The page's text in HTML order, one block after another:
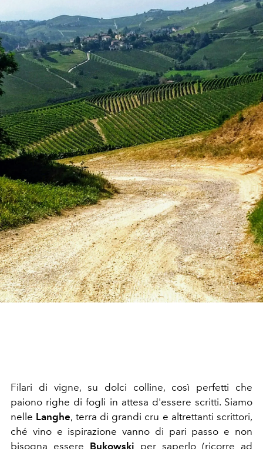
Filari di vigne, su dolci colline, così perfetti che
paiono righe di fogli in attesa d'essere scritti. Siamo
nelle Langhe, terra di grandi cru e altrettanti scrittori,
ché vino e ispirazione vanno di pari passo e non
bisogna essere Bukowski per saperlo (ricorre ad